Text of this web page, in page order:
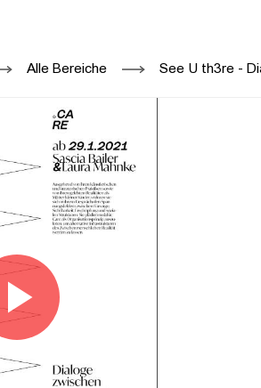
Alle Bereiche See U th3re -
Video